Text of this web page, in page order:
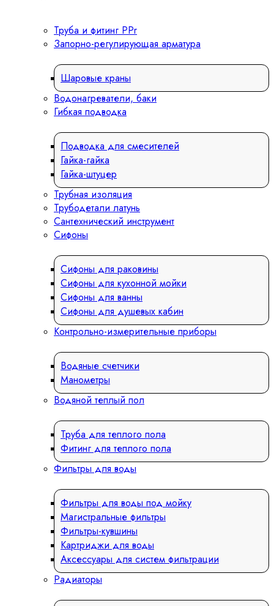
Труба и фитинг PPr
Запорно-регулирующая арматура
Шаровые краны
Водонагреватели, баки
Гибкая подводка
Подводка для смесителей
Гайка-гайка
Гайка-штуцер
Трубная изоляция
Трубодетали латунь
Сантехнический инструмент
Сифоны
Сифоны для раковины
Сифоны для кухонной мойки
Сифоны для ванны
Сифоны для душевых кабин
Контрольно-измерительные приборы
Водяные счетчики
Манометры
Водяной теплый пол
Труба для теплого пола
Фитинг для теплого пола
Фильтры для воды
Фильтры для воды под мойку
Магистральные фильтры
Фильтры-кувшины
Картриджи для воды
Аксессуары для систем фильтрации
Радиаторы